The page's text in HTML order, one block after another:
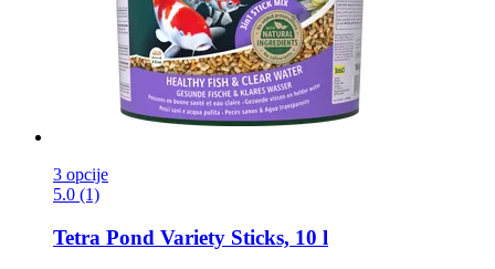
3 opcije
5.0 (1)
Tetra Pond Variety Sticks, 10 l